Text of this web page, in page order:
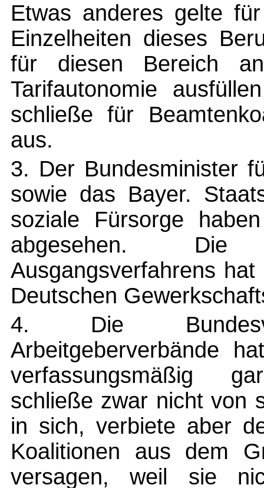
Etwas anderes gelte
Einzelheiten dieses
für diesen Bereich
Tarifautonomie
schließe für
aus.
3. Der Bundesminister
sowie das Bayer.
soziale Fürsorge
abgesehen. Die
Ausgangsverfahrens
Deutschen
4. Die
Arbeitgeberverbände
verfassungsmäßig
schließe zwar nicht von
in sich, verbiete aber
Koalitionen aus dem
versagen, weil sie